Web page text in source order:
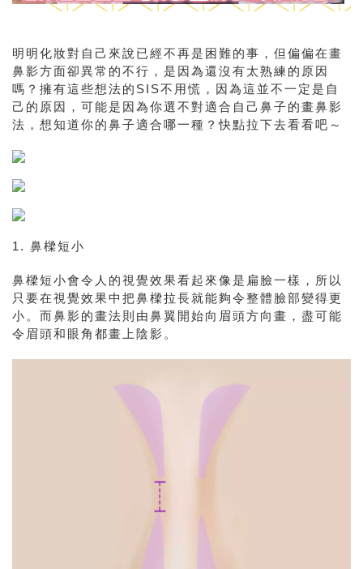
明明化妝對自己來說已經不再是困難的事，但偏偏在畫
鼻影方面卻異常的不行，是因為還沒有太熟練的原因
嗎？擁有這些想法的SIS不用慌，因為這並不一定是自
己的原因，可能是因為你選不對適合自己鼻子的畫鼻影
法，想知道你的鼻子適合哪一種？快點拉下去看看吧～
1. 鼻樑短小
鼻樑短小會令人的視覺效果看起來像是扁臉一樣，所以
只要在視覺效果中把鼻樑拉長就能夠令整體臉部變得更
小。而鼻影的畫法則由鼻翼開始向眉頭方向畫，盡可能
令眉頭和眼角都畫上陰影。